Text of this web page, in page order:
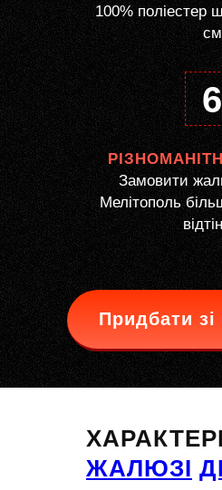
100% поліестер
см
6
Замовити
Мелітополь
Придбати
ЖАЛЮЗІ